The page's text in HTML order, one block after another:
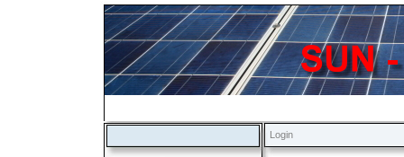
Login